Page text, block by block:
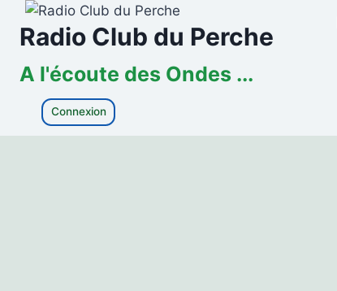
Aller
Radio Club du Perche
A l'écoute des Ondes ...
Connexion